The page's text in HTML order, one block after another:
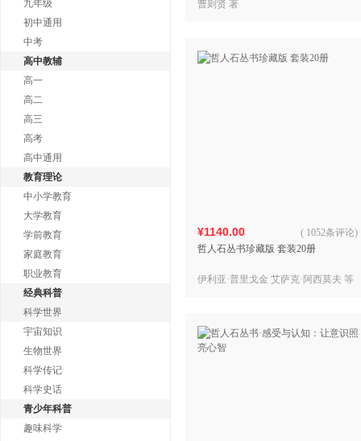
九年级
初中通用
中考
高中教辅
高一
高二
高三
高考
高中通用
教育理论
中小学教育
大学教育
学前教育
家庭教育
职业教育
经典科普
科学世界
宇宙知识
生物世界
科学传记
科学史话
青少年科普
趣味科学
曹则贤 著
¥1140.00
哲人石丛书珍藏版 套装20册
( 1052条评论)
伊利亚·普里戈金 艾萨克·阿西莫夫 等